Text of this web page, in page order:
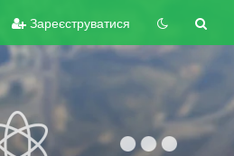
Зареєструватися